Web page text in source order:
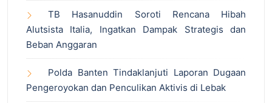
TB Hasanuddin Soroti Rencana Hibah
Alutsista Italia, Ingatkan Dampak Strategis dan
Beban Anggaran
Polda Banten Tindaklanjuti Laporan Dugaan
Pengeroyokan dan Penculikan Aktivis di Lebak